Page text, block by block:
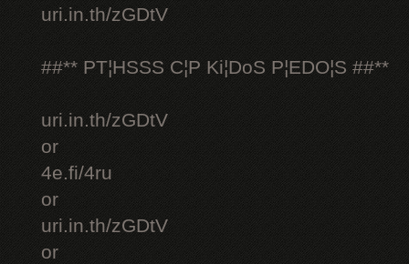
uri.in.th/zGDtV
##** PT¦HSSS C¦P Ki¦DoS P¦EDO¦S ##**
uri.in.th/zGDtV
or
4e.fi/4ru
or
uri.in.th/zGDtV
or